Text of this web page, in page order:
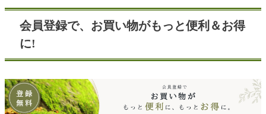
会員登録で、お買い物がもっと便利＆お得
に!